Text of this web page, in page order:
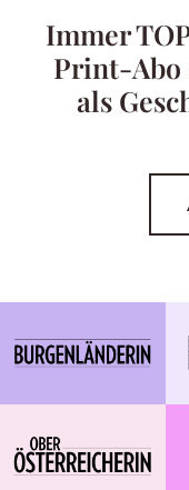
Immer
Print-Abo
als